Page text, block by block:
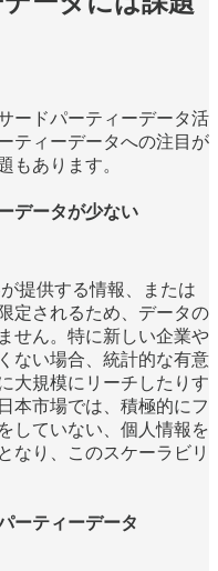
ードパーティーデータ活
ティーデータへの注目が
もあります。
データが少ない
提供する情報、または
定されるため、データの
せん。特に新しい企業や
ない場合、統計的な有意
大規模にリーチしたりす
本市場では、積極的にフ
していない、個人情報を
なり、このスケーラビリ
ーティーデータ